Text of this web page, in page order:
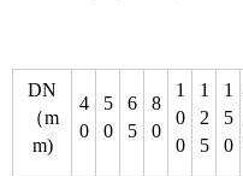
DN
（m
m)
4
0
5
0
6
5
8
0
1
0
0
1
2
5
1
5
0